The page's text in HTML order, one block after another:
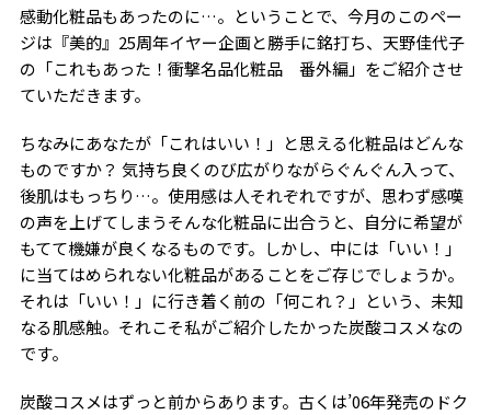
感動化粧品もあったのに…。ということで、今月のこのペー
ジは『美的』25周年イヤー企画と勝手に銘打ち、天野佳代子
の「これもあった！衝撃名品化粧品 番外編」をご紹介させ
ていただきます。
ちなみにあなたが「これはいい！」と思える化粧品はどんな
ものですか？ 気持ち良くのび広がりながらぐんぐん入って、
後肌はもっちり…。使用感は人それぞれですが、思わず感嘆
の声を上げてしまうそんな化粧品に出合うと、自分に希望が
もてて機嫌が良くなるものです。しかし、中には「いい！」
に当てはめられない化粧品があることをご存じでしょうか。
それは「いい！」に行き着く前の「何これ？」という、未知
なる肌感触。それこそ私がご紹介したかった炭酸コスメなの
です。
炭酸コスメはずっと前からあります。古くは’06年発売のドク